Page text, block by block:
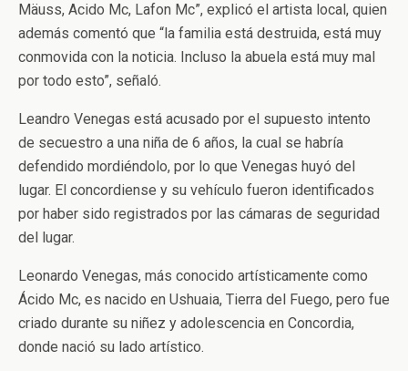
Mäuss, Acido Mc, Lafon Mc”, explicó el artista local, quien
además comentó que “la familia está destruida, está muy
conmovida con la noticia. Incluso la abuela está muy mal
por todo esto”, señaló.
Leandro Venegas está acusado por el supuesto intento
de secuestro a una niña de 6 años, la cual se habría
defendido mordiéndolo, por lo que Venegas huyó del
lugar. El concordiense y su vehículo fueron identificados
por haber sido registrados por las cámaras de seguridad
del lugar.
Leonardo Venegas, más conocido artísticamente como
Ácido Mc, es nacido en Ushuaia, Tierra del Fuego, pero fue
criado durante su niñez y adolescencia en Concordia,
donde nació su lado artístico.